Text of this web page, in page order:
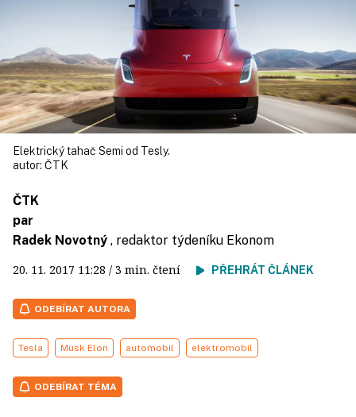
Elektrický tahač Semi od Tesly.
autor: ČTK
ČTK
par
Radek Novotný , redaktor týdeníku Ekonom
20. 11. 2017 11:28 / 3 min. čtení PŘEHRÁT ČLÁNEK
ODEBÍRAT AUTORA
Tesla Musk Elon automobil elektromobil
ODEBÍRAT TÉMA